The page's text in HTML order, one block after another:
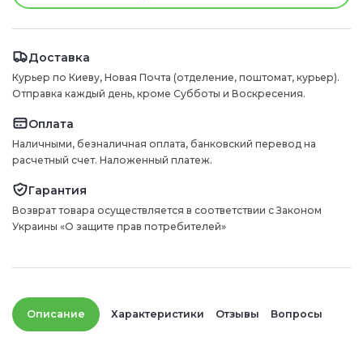
Доставка
Курьер по Киеву, Новая Почта (отделение, поштомат, курьер).
Отправка каждый день, кроме Субботы и Воскресения.
Оплата
Наличными, безналичная оплата, банковский перевод на
расчетный счет. Наложенный платеж.
Гарантия
Возврат товара осуществляется в соответствии с Законом
Украины «О защите прав потребителей»
Описание Характеристики Отзывы Вопросы